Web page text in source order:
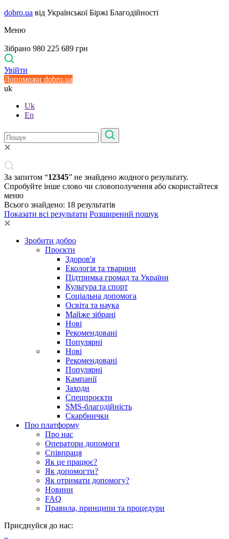
dobro.ua від Української Біржі Благодійності
Меню
Зібрано 980 225 689 грн
Увійти
Допоможи dobro.ua
uk
Uk
En
За запитом “12345” не знайдено жодного результату.
Спробуйте інше слово чи словополучення або скористайтеся
меню
Всього знайдено: 18 результатів
Показати всі результати Розширений пошук
Зробити добро
Проєкти
Здоров'я
Екологія та тварини
Підтримка громад та України
Культура та спорт
Соціальна допомога
Освіта та наука
Майже зібрані
Нові
Рекомендовані
Популярні
Нові
Рекомендовані
Популярні
Кампанії
Заходи
Спецпроєкти
SMS-благодійність
Скарбнички
Про платформу
Про нас
Оператори допомоги
Співпраця
Як це працює?
Як допомогти?
Як отримати допомогу?
Новини
FAQ
Правила, принципи та процедури
Приєднуйся до нас: